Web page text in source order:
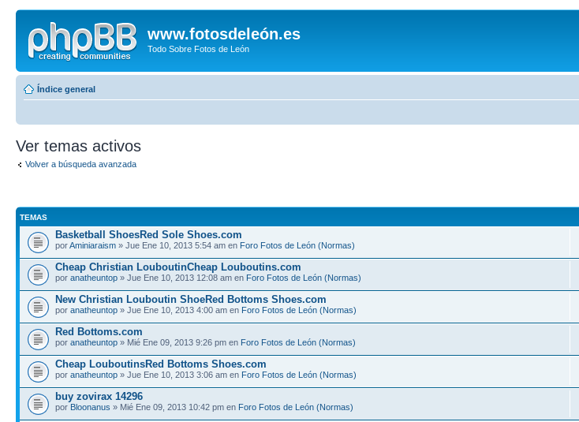
www.fotosdeleón.es
Todo Sobre Fotos de León
Índice general
Ver temas activos
Volver a búsqueda avanzada
TEMAS
Basketball ShoesRed Sole Shoes.com
porAminiaraism » Jue Ene 10, 2013 5:54 am en Foro Fotos de León (Normas)
Cheap Christian LouboutinCheap Louboutins.com
por anatheuntop » Jue Ene 10, 2013 12:08 am en Foro Fotos de León (Normas)
New Christian Louboutin ShoeRed Bottoms Shoes.com
por anatheuntop » Jue Ene 10, 2013 4:00 am en Foro Fotos de León (Normas)
Red Bottoms.com
por anatheuntop » Mié Ene 09, 2013 9:26 pm en Foro Fotos de León (Normas)
Cheap LouboutinsRed Bottoms Shoes.com
por anatheuntop » Jue Ene 10, 2013 3:06 am en Foro Fotos de León (Normas)
buy zovirax 14296
por Bloonanus » Mié Ene 09, 2013 10:42 pm en Foro Fotos de León (Normas)